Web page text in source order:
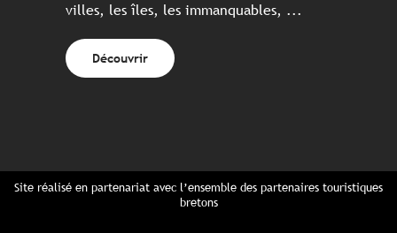
villes, les îles, les immanquables, ...
Découvrir
Site réalisé en partenariat avec l’ensemble des partenaires touristiques
bretons